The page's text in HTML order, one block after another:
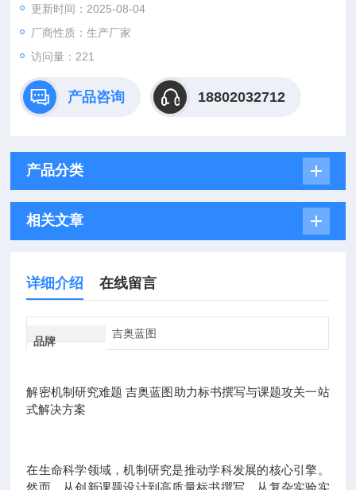
研平台与十年深耕经验，推出"机制研究课题全周期赋能计划"，
为科研工作者提供从理论创新到数据落地的完整解决方案。
更新时间：2025-08-04
厂商性质：生产厂家
访问量：221
产品咨询 18802032712
产品分类
相关文章
详细介绍 在线留言
品牌
吉奥蓝图
解密机制研究难题 吉奥蓝图助力标书撰写与课题攻关一站
式解决方案
在生命科学领域，机制研究是推动学科发展的核心引擎。
然而，从创新课题设计到高质量标书撰写，从复杂实验实